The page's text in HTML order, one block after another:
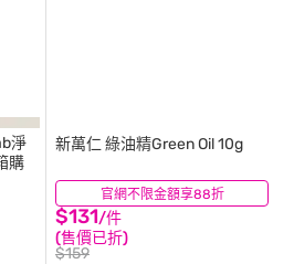
淨
購
官網不限金額享88折
新萬仁 綠油精Green Oil 10g
$131/件
(售價已折)
$159
(228)